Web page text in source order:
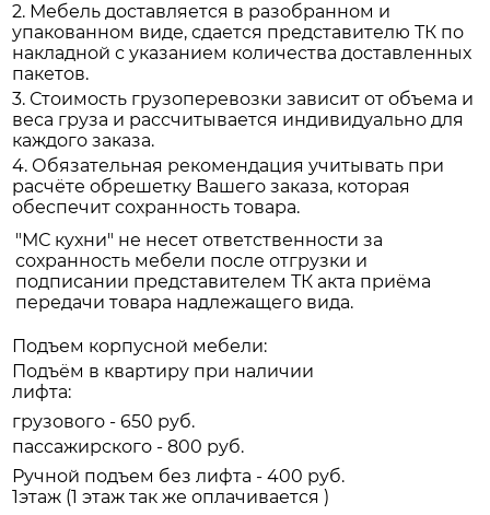
2. Мебель доставляется в разобранном и
упакованном виде, сдается представителю ТК по
накладной с указанием количества доставленных
пакетов.
3. Стоимость грузоперевозки зависит от объема и
веса груза и рассчитывается индивидуально для
каждого заказа.
4. Обязательная рекомендация учитывать при
расчёте обрешетку Вашего заказа, которая
обеспечит сохранность товара.
"МС кухни" не несет ответственности за
сохранность мебели после отгрузки и
подписании представителем ТК акта приёма
передачи товара надлежащего вида.
Подъем корпусной мебели:
Подъём в квартиру при наличии
лифта:
грузового - 650 руб.
пассажирского - 800 руб.
Ручной подъем без лифта - 400 руб.
1этаж (1 этаж так же оплачивается )